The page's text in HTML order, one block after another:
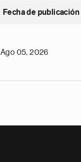
Fecha de publicación
Ago 05, 2026